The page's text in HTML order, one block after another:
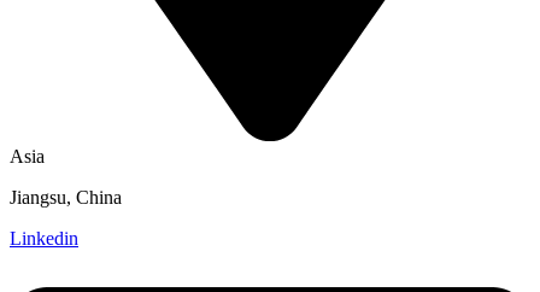
Asia
Jiangsu, China
Linkedin